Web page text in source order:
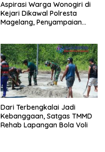
Aspirasi Warga Wonogiri di
Kejari Dikawal Polresta
Magelang, Penyampaian
Dari Terbengkalai Jadi
Kebanggaan, Satgas TMMD
Rehab Lapangan Bola Voli